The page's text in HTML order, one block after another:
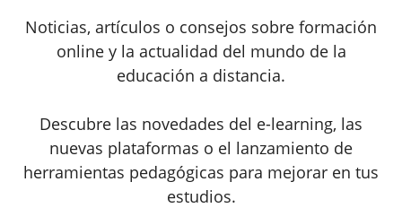
Noticias, artículos o consejos sobre formación
online y la actualidad del mundo de la
educación a distancia.
Descubre las novedades del e-learning, las
nuevas plataformas o el lanzamiento de
herramientas pedagógicas para mejorar en tus
estudios.